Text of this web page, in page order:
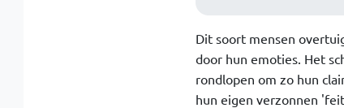
Dit soort mensen
door hun emoties. Het
rondlopen om zo hun
hun eigen verzonnen